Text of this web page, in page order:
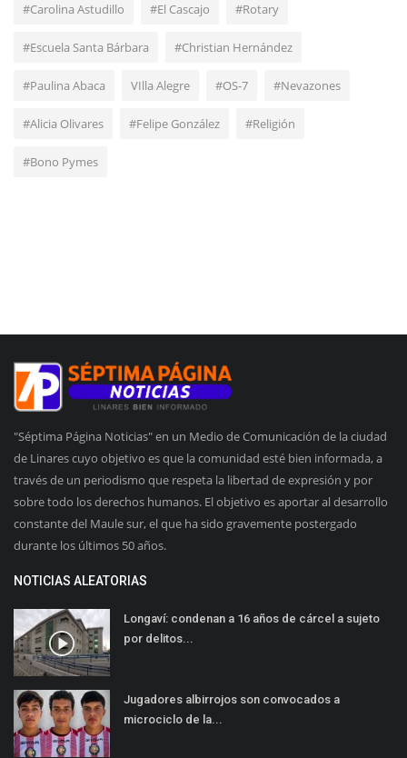
#Carolina Astudillo #El Cascajo #Rotary
#Escuela Santa Bárbara #Christian Hernández
#Paulina Abaca VIlla Alegre #OS-7 #Nevazones
#Alicia Olivares #Felipe González #Religión
#Bono Pymes
"Séptima Página Noticias" en un Medio de Comunicación de la ciudad
de Linares cuyo objetivo es que la comunidad esté bien informada, a
través de un periodismo que respeta la libertad de expresión y por
sobre todo los derechos humanos. El objetivo es aportar al desarrollo
constante del Maule sur, el que ha sido gravemente postergado
durante los últimos 50 años.
NOTICIAS ALEATORIAS
Longaví: condenan a 16 años de cárcel a sujeto
por delitos...
Jugadores albirrojos son convocados a
microciclo de la...